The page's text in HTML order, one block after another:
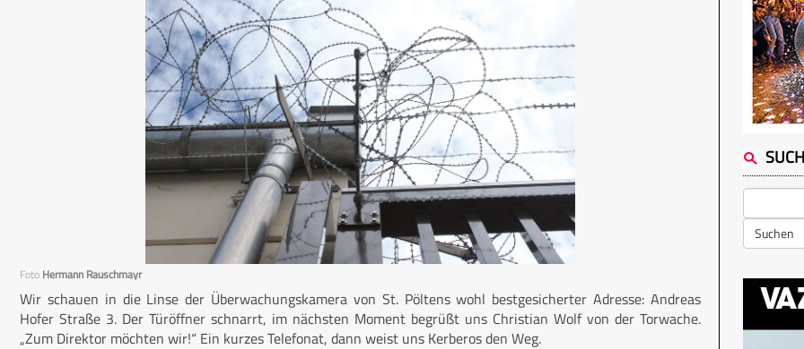
Foto Hermann Rauschmayr
Wir schauen in die Linse der Überwachungskamera von St. Pöltens wohl bestgesicherter Adresse: Andreas
Hofer Straße 3. Der Türöffner schnarrt, im nächsten Moment begrüßt uns Christian Wolf von der Torwache.
„Zum Direktor möchten wir!“ Ein kurzes Telefonat, dann weist uns Kerberos den Weg.
Suchen